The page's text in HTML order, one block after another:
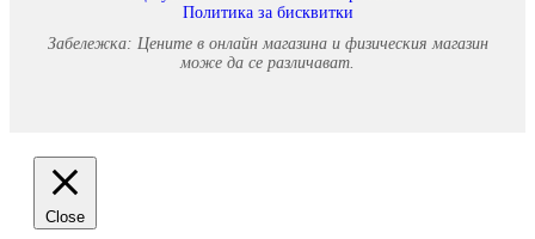
Забележка: Цените в онлайн магазина и физическия магазин
може да се различават.
Close